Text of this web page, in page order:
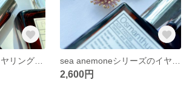
bubbleシリーズのイヤリング/ビーズ刺繍アクセサリー/ビーズアクセサリー/コットンパール/イヤリング/ピンク/パープル/女子会/小ぶり/ピアス
2,600円